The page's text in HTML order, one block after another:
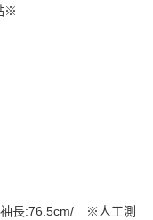
付方式。 讓您購物簡單
※
袖長:76.5cm/ ※人工測